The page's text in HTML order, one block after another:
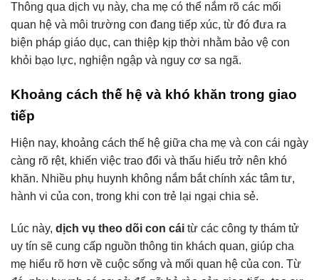
Thông qua dịch vụ này, cha mẹ có thể nắm rõ các mối
quan hệ và môi trường con đang tiếp xúc, từ đó đưa ra
biện pháp giáo dục, can thiệp kịp thời nhằm bảo vệ con
khỏi bạo lực, nghiện ngập và nguy cơ sa ngã.
Khoảng cách thế hệ và khó khăn trong giao
tiếp
Hiện nay, khoảng cách thế hệ giữa cha mẹ và con cái ngày
càng rõ rệt, khiến việc trao đổi và thấu hiểu trở nên khó
khăn. Nhiều phụ huynh không nắm bắt chính xác tâm tư,
hành vi của con, trong khi con trẻ lại ngại chia sẻ.
Lúc này, dịch vụ theo dõi con cái từ các công ty thám tử
uy tín sẽ cung cấp nguồn thông tin khách quan, giúp cha
mẹ hiểu rõ hơn về cuộc sống và mối quan hệ của con. Từ